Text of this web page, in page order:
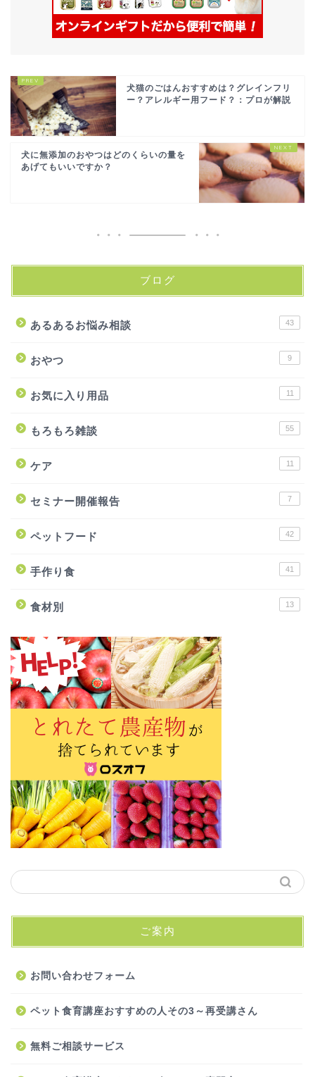
犬猫のごはんおすすめは？グレインフリ
ー？アレルギー用フード？：プロが解説
犬に無添加のおやつはどのくらいの量を
あげてもいいですか？
ブログ
あるあるお悩み相談 43
おやつ 9
お気に入り用品 11
もろもろ雑談 55
ケア 11
セミナー開催報告 7
ペットフード 42
手作り食 41
食材別 13
ご案内
お問い合わせフォーム
ペット食育講座おすすめの人その3～再受講さん
無料ご相談サービス